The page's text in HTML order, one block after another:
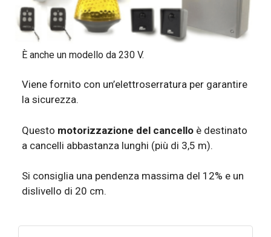
È anche un modello da 230 V.
Viene fornito con un’elettroserratura per garantire
la sicurezza.
Questo motorizzazione del cancelloè destinato
a cancelli abbastanza lunghi (più di 3,5 m).
Si consiglia una pendenza massima del 12% e un
dislivello di 20 cm.